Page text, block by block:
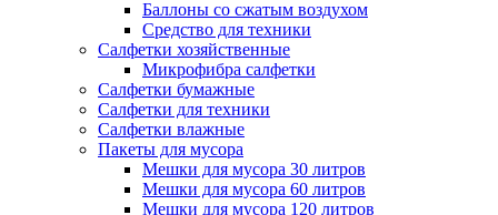
Баллоны со сжатым воздухом
Средство для техники
Салфетки хозяйственные
Микрофибра салфетки
Салфетки бумажные
Салфетки для техники
Салфетки влажные
Пакеты для мусора
Мешки для мусора 30 литров
Мешки для мусора 60 литров
Мешки для мусора 120 литров